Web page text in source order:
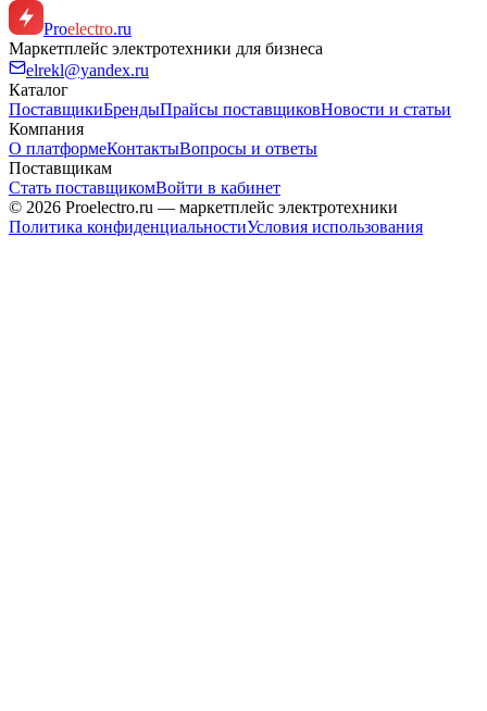
Proelectro.ru
Маркетплейс электротехники для бизнеса
elrekl@yandex.ru
Каталог
ПоставщикиБрендыПрайсы поставщиковНовости и статьи
Компания
О платформеКонтактыВопросы и ответы
Поставщикам
Стать поставщикомВойти в кабинет
© 2026 Proelectro.ru — маркетплейс электротехники
Политика конфиденциальностиУсловия использования